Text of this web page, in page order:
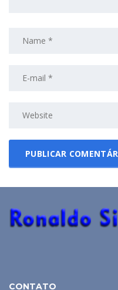
CONTATO